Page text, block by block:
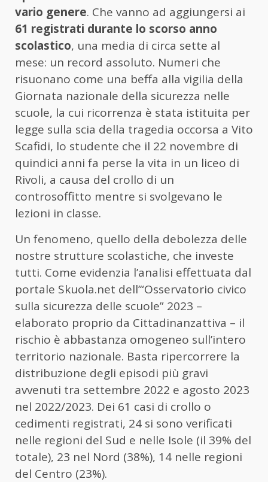
vario genere. Che vanno ad aggiungersi ai
61 registrati durante lo scorso anno
scolastico, una media di circa sette al
mese: un record assoluto. Numeri che
risuonano come una beffa alla vigilia della
Giornata nazionale della sicurezza nelle
scuole, la cui ricorrenza è stata istituita per
legge sulla scia della tragedia occorsa a Vito
Scafidi, lo studente che il 22 novembre di
quindici anni fa perse la vita in un liceo di
Rivoli, a causa del crollo di un
controsoffitto mentre si svolgevano le
lezioni in classe.
Un fenomeno, quello della debolezza delle
nostre strutture scolastiche, che investe
tutti. Come evidenzia l’analisi effettuata dal
portale Skuola.net dell’“Osservatorio civico
sulla sicurezza delle scuole” 2023 –
elaborato proprio da Cittadinanzattiva – il
rischio è abbastanza omogeneo sull’intero
territorio nazionale. Basta ripercorrere la
distribuzione degli episodi più gravi
avvenuti tra settembre 2022 e agosto 2023
nel 2022/2023. Dei 61 casi di crollo o
cedimenti registrati, 24 si sono verificati
nelle regioni del Sud e nelle Isole (il 39% del
totale), 23 nel Nord (38%), 14 nelle regioni
del Centro (23%).